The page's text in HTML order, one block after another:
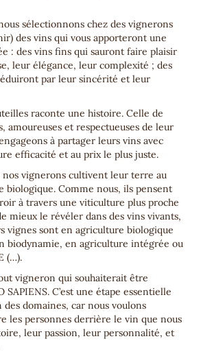
sélectionnons chez des vignerons
des vins qui vous apporteront une
: des vins fins qui sauront faire plaisir
leur élégance, leur complexité ; des
par leur sincérité et leur
raconte une histoire. Celle de
amoureuses et respectueuses de leur
à partager leurs vins avec
efficacité et au prix le plus juste.
nos vignerons cultivent leur terre au
biologique. Comme nous, ils pensent
à travers une viticulture plus proche
mieux le révéler dans des vins vivants,
vignes sont en agriculture biologique
biodynamie, en agriculture intégrée ou
(…).
vigneron qui souhaiterait être
C’est une étape essentielle
domaines, car nous voulons
les personnes derrière le vin que nous
leur passion, leur personnalité, et